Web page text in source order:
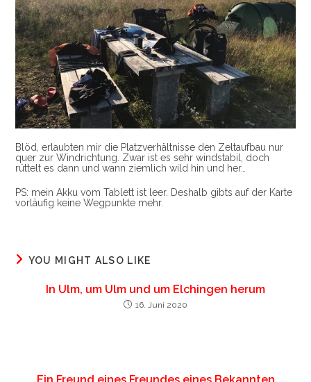
Blöd, erlaubten mir die Platzverhältnisse den Zeltaufbau nur
quer zur Windrichtung. Zwar ist es sehr windstabil, doch
rüttelt es dann und wann ziemlich wild hin und her…
PS: mein Akku vom Tablett ist leer. Deshalb gibts auf der Karte
vorläufig keine Wegpunkte mehr.
YOU MIGHT ALSO LIKE
In Ulm, um Ulm und um Elchingen herum
16. Juni 2020